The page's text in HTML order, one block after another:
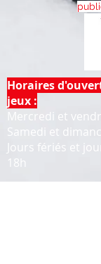
Horaires
jeux :
Mercredi et
Samedi et
Jours fériés et
18h